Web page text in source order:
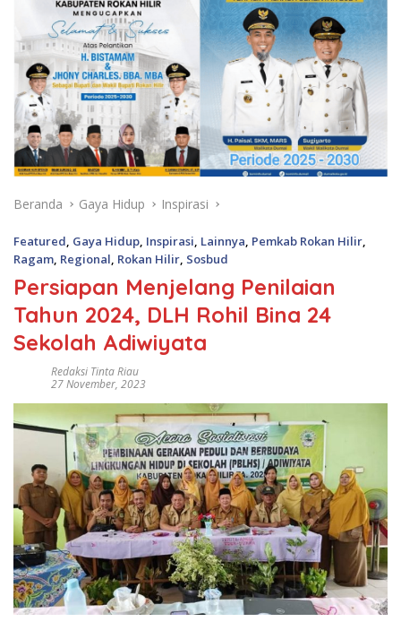
Beranda Gaya Hidup Inspirasi
Featured Gaya Hidup Inspirasi Lainnya Pemkab Rokan Hilir
Ragam Regional Rokan Hilir Sosbud
Persiapan Menjelang Penilaian
Tahun 2024, DLH Rohil Bina 24
Sekolah Adiwiyata
Redaksi Tinta Riau
27 November, 2023